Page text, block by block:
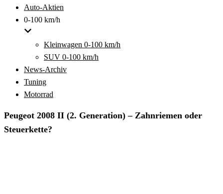
Auto-Aktien
0-100 km/h
Kleinwagen 0-100 km/h
SUV 0-100 km/h
News-Archiv
Tuning
Motorrad
Peugeot 2008 II (2. Generation) – Zahnriemen oder
Steuerkette?